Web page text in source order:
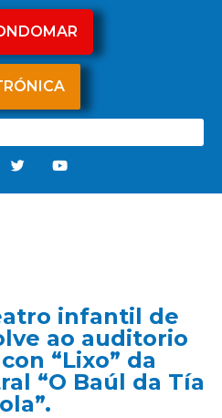
infantil de
ao auditorio
“Lixo” da
“O Baúl da Tía